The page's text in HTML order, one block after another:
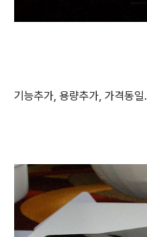
기능추가, 용량추가, 가격동일.